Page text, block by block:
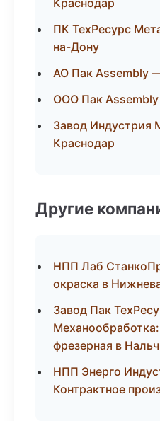
Краснодар
ПК ТехРесурс
на-Дону
АО Пак Assembly
ООО Пак
Завод Индустрия
Краснодар
Другие
НПП Лаб
окраска в
Завод Пак
фрезерная в
НПП Энерго
Контрактное